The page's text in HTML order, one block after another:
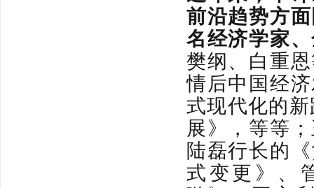
前沿趋势方
名经济学家
樊纲、白重
情后中国经
式现代化的
展》，等等
陆磊行长的
式变更》、